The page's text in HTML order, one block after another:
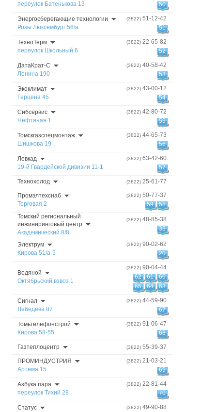
переулок Батенькова 13
50
Энергосберегающие технологии
Розы Люксембург 56/а
(3822) 51-12-42
51
ТехноТерм
переулок Школьный 6
(3822) 22-65-82
52
ДатаКрат-С
Ленина 190
(3822) 40-58-42
53
Экоклимат
Герцена 45
(3822) 43-00-12
54
Сибсервис
Нефтяная 1
(3822) 42-80-72
55
Томскгазспецмонтаж
Шишкова 19
(3822) 44-65-73
56
Левкад
19-й Гвардейской дивизии 11-1
(3822) 63-42-60
57
Технохолод (3822) 25-61-77
Промэлтехснаб
Торговая 2
(3822) 50-77-37
58
59
Томский региональный
инжиниринговый центр
Академический 8/8
(3822) 48-85-38
33
Электрум
Кирова 51/а-5
(3822) 90-02-62
20
Водяной
Октябрьский взвоз 1
(3822) 90-04-44
60
61
62
63
64
65
Сигнал
Лебедева 87
(3822) 44-59-90
67
Томьтелефонстрой
Кирова 58-55
(3822) 91-06-47
68
Газтеплоцентр (3822) 55-39-37
ПРОМИНДУСТРИЯ
Артема 15
(3822) 21-03-21
69
Азбука пара
переулок Тихий 28
(3822) 22-81-44
70
Статус
(3822) 49-90-88